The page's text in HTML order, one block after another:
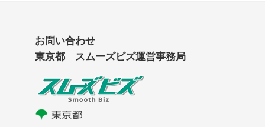
お問い合わせ
東京都 スムーズビズ運営事務局